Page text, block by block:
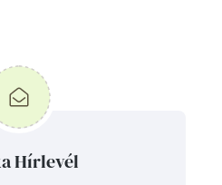
Hírlevél